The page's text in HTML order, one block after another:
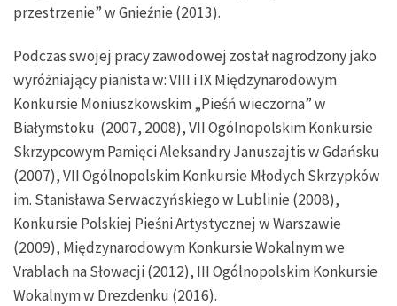
przestrzenie” w Gnieźnie (2013).
Podczas swojej pracy zawodowej został nagrodzony jako
wyróżniający pianista w: VIII i IX Międzynarodowym
Konkursie Moniuszkowskim „Pieśń wieczorna” w
Białymstoku (2007, 2008), VII Ogólnopolskim Konkursie
Skrzypcowym Pamięci Aleksandry Januszajtis w Gdańsku
(2007), VII Ogólnopolskim Konkursie Młodych Skrzypków
im. Stanisława Serwaczyńskiego w Lublinie (2008),
Konkursie Polskiej Pieśni Artystycznej w Warszawie
(2009), Międzynarodowym Konkursie Wokalnym we
Vrablach na Słowacji (2012), III Ogólnopolskim Konkursie
Wokalnym w Drezdenku (2016).